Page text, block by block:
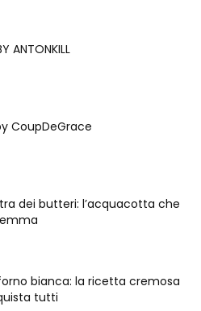
ANTONKILL
CoupDeGrace
dei butteri: l’acquacotta che
bianca: la ricetta cremosa
tutti